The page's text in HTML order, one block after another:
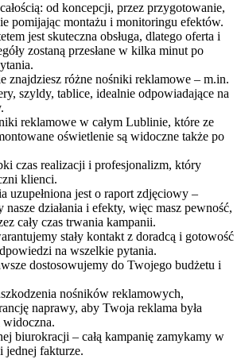
od koncepcji, przez przygotowanie,
pomijając montażu i monitoringu efektów.
jest skuteczna obsługa, dlatego oferta i
zostaną przesłane w kilka minut po
znajdziesz różne nośniki reklamowe – m.in.
szyldy, tablice, idealnie odpowiadające na
reklamowe w całym Lublinie, które ze
oświetlenie są widoczne także po
czas realizacji i profesjonalizm, który
klienci.
uzupełniona jest o raport zdjęciowy –
nasze działania i efekty, więc masz pewność,
cały czas trwania kampanii.
stały kontakt z doradcą i gotowość
na wszelkie pytania.
dostosowujemy do Twojego budżetu i
nośników reklamowych,
naprawy, aby Twoja reklama była
widoczna.
biurokracji – całą kampanię zamykamy w
jednej fakturze.